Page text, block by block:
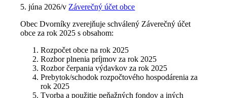
5. júna 2026/v Záverečný účet obce
Obec Dvorníky zverejňuje schválený Záverečný účet
obce za rok 2025 s obsahom:
Rozpočet obce na rok 2025
Rozbor plnenia príjmov za rok 2025
Rozbor čerpania výdavkov za rok 2025
Prebytok/schodok rozpočtového hospodárenia za
rok 2025
Tvorba a použitie peňažných fondov a iných